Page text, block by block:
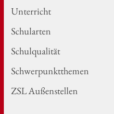
Un­ter­richt
Schul­ar­ten
Schul­qua­li­tät
Schwer­punkt­the­men
ZSL Au­ßen­stel­len